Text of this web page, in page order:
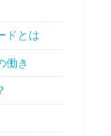
ドとは
働き